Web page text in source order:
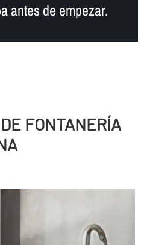
antes de empezar.
FONTANERÍ­A